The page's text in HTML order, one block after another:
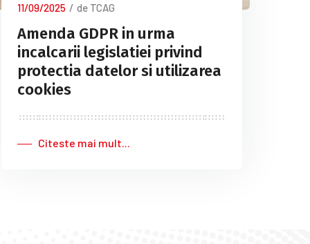
11/09/2025 / de TCAG
Amenda GDPR in urma
incalcarii legislatiei privind
protectia datelor si utilizarea
cookies
Citeste mai mult...